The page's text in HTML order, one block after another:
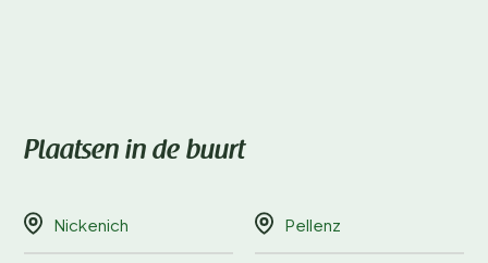
Plaatsen in de buurt
Nickenich Pellenz